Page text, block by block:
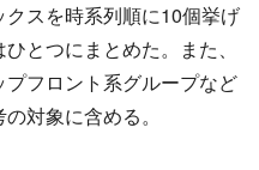
スを時系列順に10個挙げ
とつにまとめた。また、
フロント系グループなど
対象に含める。